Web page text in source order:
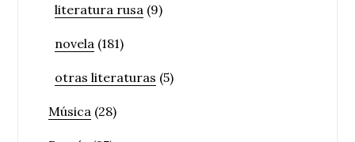
literatura rusa (9)
novela (181)
otras literaturas (5)
Música (28)